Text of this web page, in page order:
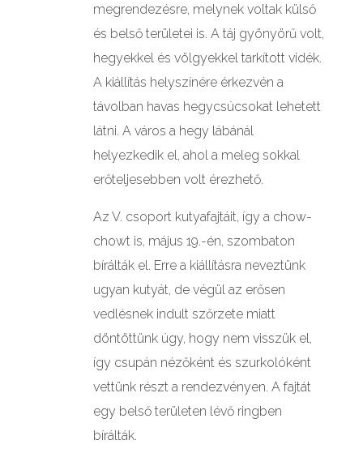
megrendezésre, melynek voltak külső
és belső területei is. A táj gyönyörű volt,
hegyekkel és völgyekkel tarkított vidék.
A kiállítás helyszínére érkezvén a
távolban havas hegycsúcsokat lehetett
látni. A város a hegy lábánál
helyezkedik el, ahol a meleg sokkal
erőteljesebben volt érezhető.
Az V. csoport kutyafajtáit, így a chow-
chowt is, május 19.-én, szombaton
bírálták el. Erre a kiállításra neveztünk
ugyan kutyát, de végül az erősen
vedlésnek indult szőrzete miatt
döntöttünk úgy, hogy nem visszük el,
így csupán nézőként és szurkolóként
vettünk részt a rendezvényen. A fajtát
egy belső területen lévő ringben
bírálták.